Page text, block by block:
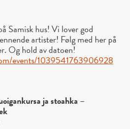
Samisk hus! Vi lover god
artister! Følg med her på
Og hold av datoen!
events/1039541763906928
ja stoahka –